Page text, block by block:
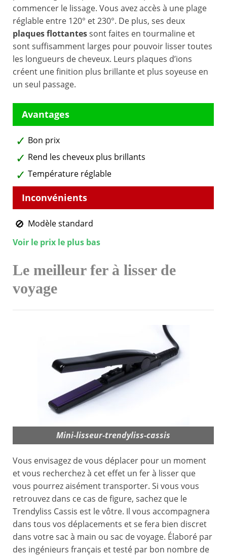
commencer le lissage. Vous avez accès à une plage
réglable entre 120° et 230°. De plus, ses deux
plaques flottantessont faites en tourmaline et
sont suffisamment larges pour pouvoir lisser toutes
les longueurs de cheveux. Leurs plaques d’ions
créent une finition plus brillante et plus soyeuse en
un seul passage.
Bon prix
Rend les cheveux plus brillants
Température réglable
Modèle standard
Voir le prix le plus bas
Le meilleur fer à lisser de
voyage
Mini-lisseur-trendyliss-cassis
Vous envisagez de vous déplacer pour un moment
et vous recherchez à cet effet un fer à lisser que
vous pourrez aisément transporter. Si vous vous
retrouvez dans ce cas de figure, sachez que le
Trendyliss Cassis est le vôtre. Il vous accompagnera
dans tous vos déplacements et se fera bien discret
dans votre sac à main ou sac de voyage. Élaboré par
des ingénieurs français et testé par bon nombre de